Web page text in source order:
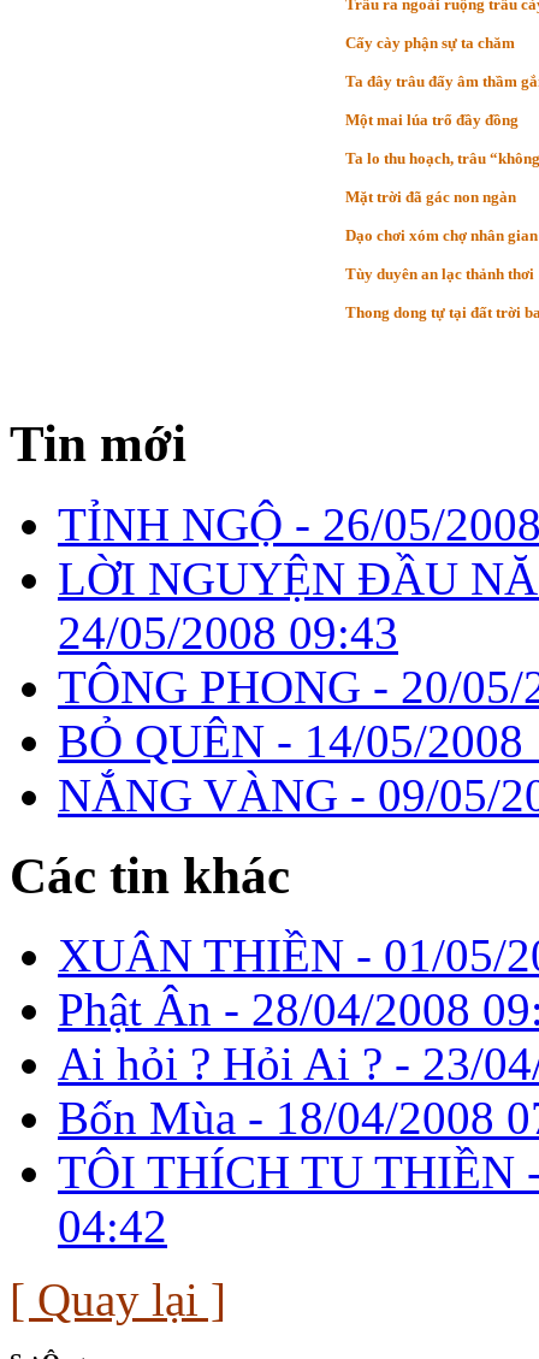
Trâu ra ngoài ruộng trâu
Cấy cày phận sự ta chăm
Ta đây trâu đấy âm thầm
Một mai lúa trổ đầy đồng
Ta lo thu hoạch, trâu
Mặt trời đã gác non ngàn
Dạo chơi xóm chợ nhân
Tùy duyên an lạc thảnh thơi
Thong dong tự tại đất trời
Tin mới
TỈNH NGỘ - 26/05/
LỜI NGUYỆN ĐẦU
24/05/2008 09:43
TÔNG PHONG - 20/05/
BỎ QUÊN - 14/05/2008
NẮNG VÀNG - 09/05/
Các tin khác
XUÂN THIỀN - 01/05/
Phật Ân - 28/04/2008
Ai hỏi ? Hỏi Ai ? - 23/
Bốn Mùa - 18/04/2008
TÔI THÍCH TU THIỀN
04:42
[ Quay lại ]